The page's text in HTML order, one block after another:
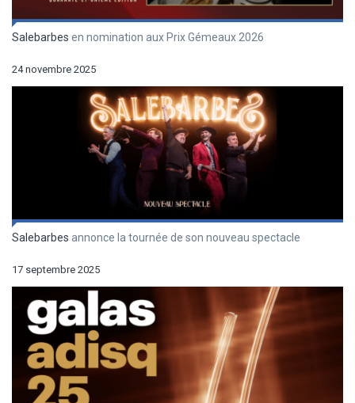
Salebarbes en nomination aux Prix Gémeaux 2026
24 novembre 2025
Salebarbes annonce la tournée de son nouveau spectacle
17 septembre 2025